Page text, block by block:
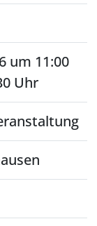
um 11:00
Uhr